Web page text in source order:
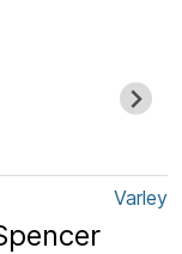
Varley